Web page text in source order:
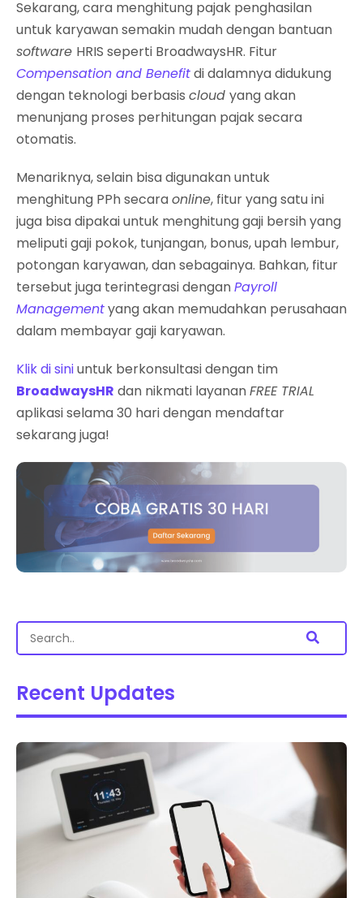
Sekarang, cara menghitung pajak penghasilan
untuk karyawan semakin mudah dengan bantuan
software HRIS seperti BroadwaysHR. Fitur
Compensation and Benefitdi dalamnya didukung
dengan teknologi berbasis cloud yang akan
menunjang proses perhitungan pajak secara
otomatis.
Menariknya, selain bisa digunakan untuk
menghitung PPh secaraonline, fitur yang satu ini
juga bisa dipakai untuk menghitung gaji bersih yang
meliputi gaji pokok, tunjangan, bonus, upah lembur,
potongan karyawan, dan sebagainya. Bahkan, fitur
tersebut juga terintegrasi denganPayroll
Managementyang akan memudahkan perusahaan
dalam membayar gaji karyawan.
Klik di siniuntuk berkonsultasi dengan tim
BroadwaysHR dan nikmati layananFREE TRIAL
aplikasi selama 30 hari dengan mendaftar
sekarang juga!
Recent Updates